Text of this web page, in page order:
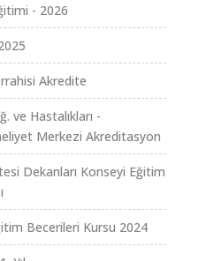
- 2026
Akredite
ve Hastalıkları -
Merkezi Akreditasyon
Dekanları Konseyi Eğitim
Becerileri Kursu 2024